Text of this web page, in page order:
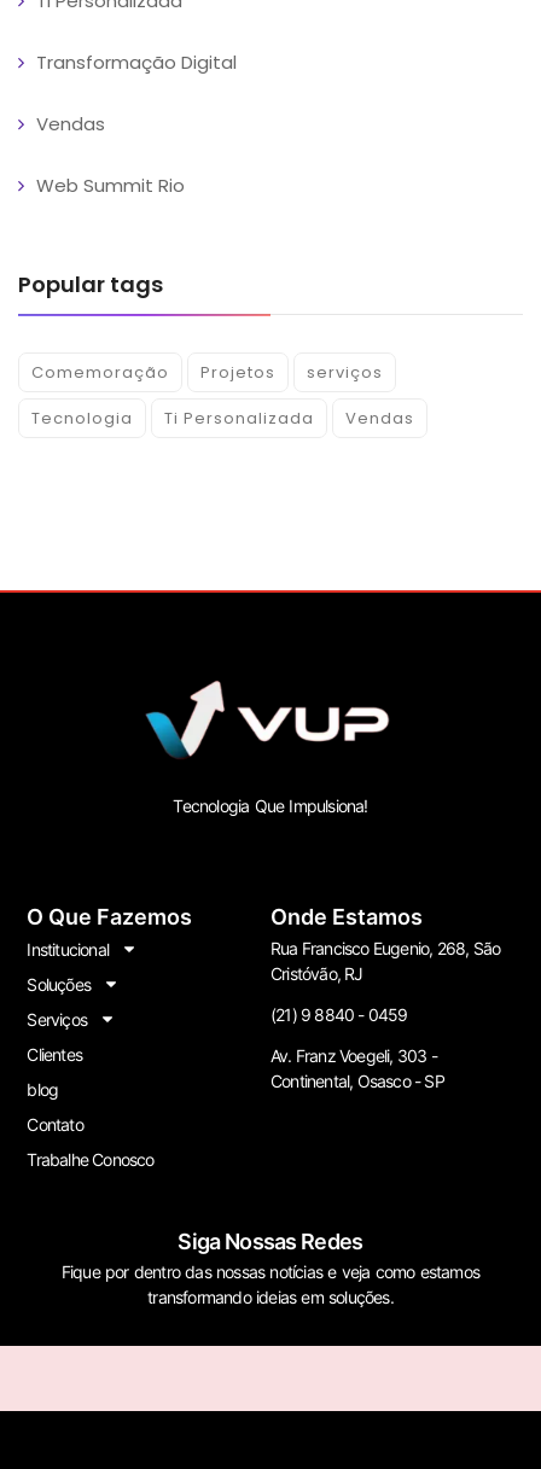
Transformação Digital
Vendas
Web Summit Rio
Popular tags
Comemoração Projetos
serviços
Tecnologia
Ti Personalizada Vendas
Tecnologia Que Impulsiona!
O Que Fazemos
Institucional
Soluções
Serviços
Clientes
blog
Contato
Trabalhe Conosco
Onde Estamos
Rua Francisco Eugenio, 268, São
Cristóvão, RJ
(21) 9 8840 - 0459
Av. Franz Voegeli, 303 -
Continental, Osasco - SP
Siga Nossas Redes
Fique por dentro das nossas notícias e veja como estamos
transformando ideias em soluções.